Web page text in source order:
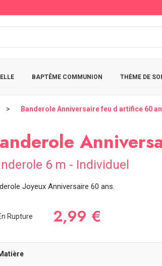
BAPTÊME COMMUNION THÈME DE
Banderole Anniversaire feu d artifice 60
6 m - Individuel
Joyeux Anniversaire 60 ans.
Rupture 2,99 €